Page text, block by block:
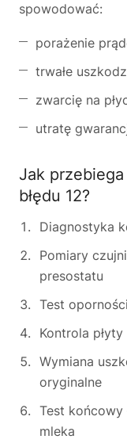
spowodować:
porażenie
trwałe
zwarcię na
utratę
Jak
błędu 12?
Diagnostyka
Pomiary
presostatu
Test
Kontrola
Wymiana
oryginalne
Test końcowy
mleka